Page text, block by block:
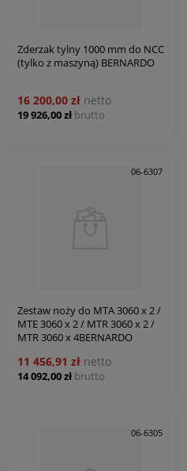
Zderzak tylny 1000 mm do NCC
(tylko z maszyną) BERNARDO
19 926,00 zł brutto
16 200,00 zł netto
06-6307
Zestaw noży do MTA 3060 x 2 /
MTE 3060 x 2 / MTR 3060 x 2 /
MTR 3060 x 4BERNARDO
14 092,00 zł brutto
11 456,91 zł netto
06-6305